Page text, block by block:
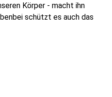
Körper - macht ihn
schützt es auch das